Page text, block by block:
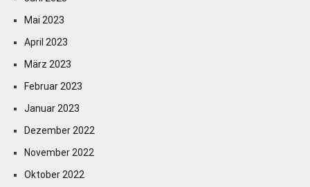
Mai 2023
April 2023
März 2023
Februar 2023
Januar 2023
Dezember 2022
November 2022
Oktober 2022